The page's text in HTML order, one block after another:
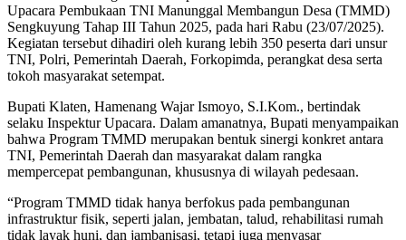
Upacara Pembukaan TNI Manunggal Membangun Desa (TMMD)
Sengkuyung Tahap III Tahun 2025, pada hari Rabu (23/07/2025).
Kegiatan tersebut dihadiri oleh kurang lebih 350 peserta dari unsur
TNI, Polri, Pemerintah Daerah, Forkopimda, perangkat desa serta
tokoh masyarakat setempat.
Bupati Klaten, Hamenang Wajar Ismoyo, S.I.Kom., bertindak
selaku Inspektur Upacara. Dalam amanatnya, Bupati menyampaikan
bahwa Program TMMD merupakan bentuk sinergi konkret antara
TNI, Pemerintah Daerah dan masyarakat dalam rangka
mempercepat pembangunan, khususnya di wilayah pedesaan.
“Program TMMD tidak hanya berfokus pada pembangunan
infrastruktur fisik, seperti jalan, jembatan, talud, rehabilitasi rumah
tidak layak huni, dan jambanisasi, tetapi juga menyasar